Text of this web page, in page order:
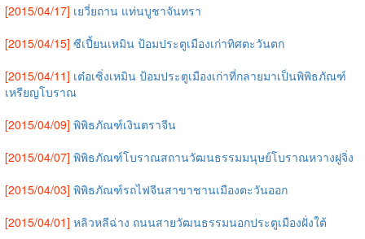
[2015/04/17] เยวี่ยถาน แท่นบูชาจันทรา
[2015/04/15] ซีเปี้ยนเหมิน ป้อมประตูเมืองเก่าทิศตะวันตก
[2015/04/11] เต๋อเซิ่งเหมิน ป้อมประตูเมืองเก่าที่กลายมาเป็นพิพิธภัณฑ์
เหรียญโบราณ
[2015/04/09] พิพิธภัณฑ์เงินตราจีน
[2015/04/07] พิพิธภัณฑ์โบราณสถานวัฒนธรรมมนุษย์โบราณหวางฝูจิ่ง
[2015/04/03] พิพิธภัณฑ์รถไฟจีนสาขาชานเมืองตะวันออก
[2015/04/01] หลิวหลีฉ่าง ถนนสายวัฒนธรรมนอกประตูเมืองฝั่งใต้